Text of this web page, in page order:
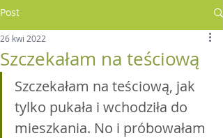
Post
Szczekałam na teściową
26 kwi 2022
Szczekałam na teściową, jak
tylko pukała i wchodziła do
mieszkania. No i próbowałam